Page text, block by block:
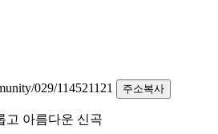
029/114521121
주소복사
아름다운 신곡